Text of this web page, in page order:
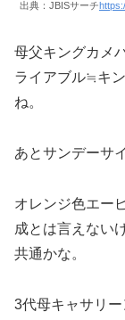
出典：JBISサーチ
母父キングカメ
ライアブル≒キ
ね。
あとサンデーサ
オレンジ色エー
成とは言えない
共通かな。
3代母キャサリ